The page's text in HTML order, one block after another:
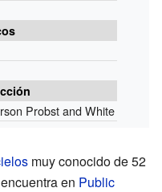
Probst and White
muy conocido de 52
en Public